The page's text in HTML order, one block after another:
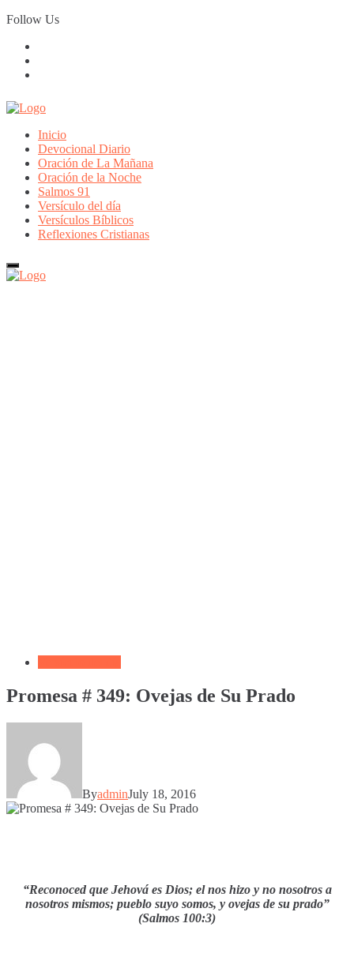
Skip
to
Follow Us
Inicio
Devocional Diario
Oración de La Mañana
Oración de la Noche
Salmos 91
Versículo del día
Versículos Bíblicos
Reflexiones Cristianas
Promesa # 349: Ovejas de Su Prado
ByadminJuly 18, 2016
“Reconoced que Jehová es Dios; el nos hizo y no nosotros a
nosotros mismos; pueblo suyo somos, y ovejas de su prado”
(Salmos 100:3)